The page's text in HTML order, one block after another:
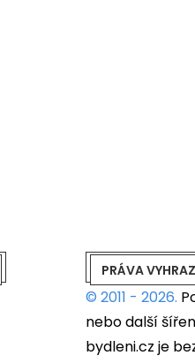
PRÁVA
© 2011 - 2026.
nebo další
bydleni.cz je